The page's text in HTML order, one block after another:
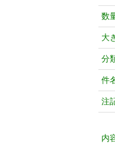
数
大
分
件
注
内